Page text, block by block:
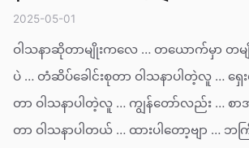
2025-05-01
ဝါသနာဆိုတာမျိုးကလေ … တယောက်မှာ တမ
ပဲ … တံဆိပ်ခေါင်းစုတာ ဝါသနာပါတဲ့လူ … ရှေး
တာ ဝါသနာပါတဲ့လူ … ကျွန်တော်လည်း … စ
တာ ဝါသနာပါတယ် … ထားပါတော့ဗျာ … ဘ